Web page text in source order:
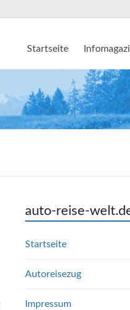
Startseite
auto-reise-
Startseite
Autoreisezug
Impressum